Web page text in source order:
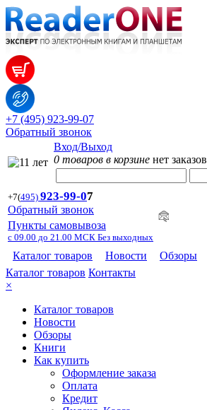
+7 (495) 923-99-07
Обратный звонок
Вход/Выход
0 товаров в корзине нет заказов
+7(495) 923-99-07
Обратный звонок
Пункты самовывоза
с 09.00 до 21.00 МСК Без выходных
Каталог товаров Новости Обзоры
Каталог товаров Контакты
×
Каталог товаров
Новости
Обзоры
Книги
Как купить
Оформление заказа
Оплата
Кредит